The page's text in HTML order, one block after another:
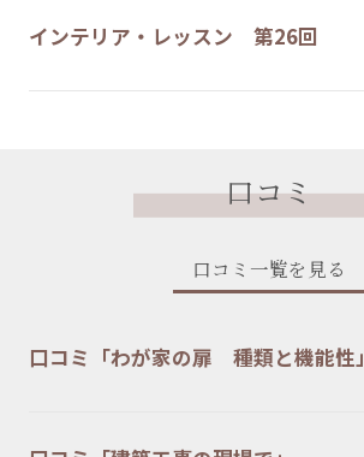
インテリア・レッスン 第26回
口コミ
口コミ一覧を見る
口コミ「わが家の扉 種類と機能性」